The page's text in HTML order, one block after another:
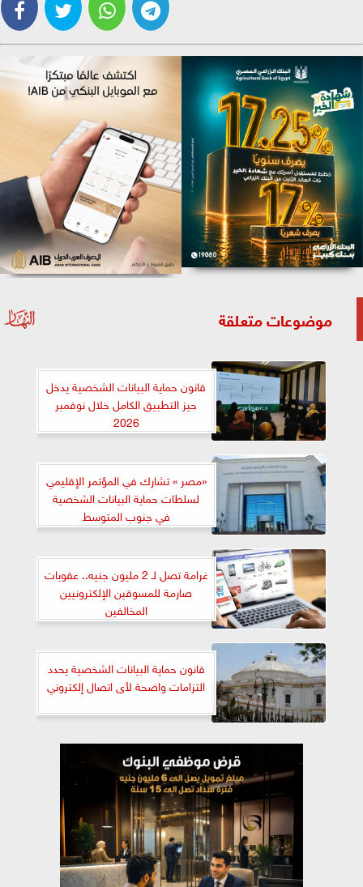
موضوعات متعلقة
قانون حماية البيانات الشخصية يدخل
حيز التطبيق الكامل خلال نوفمبر
2026
«مصر » تشارك في المؤتمر الإقليمي
لسلطات حماية البيانات الشخصية
في جنوب المتوسط
غرامة تصل لـ 2 مليون جنيه.. عقوبات
صارمة للمسوقين الإلكترونيين
المخالفين
قانون حماية البيانات الشخصية يحدد
التزامات واضحة لأى اتصال إلكتروني